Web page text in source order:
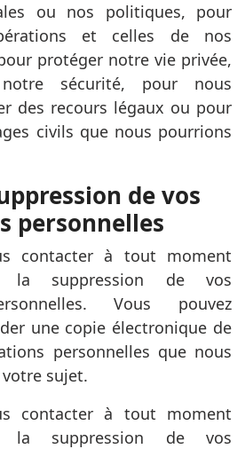
ou nos politiques, pour
et celles de nos
protéger notre vie privée,
sécurité, pour nous
des recours légaux ou pour
civils que nous pourrions
de vos
personnelles
contacter à tout moment
la suppression de vos
Vous pouvez
une copie électronique de
personnelles que nous
sujet.
contacter à tout moment
la suppression de vos